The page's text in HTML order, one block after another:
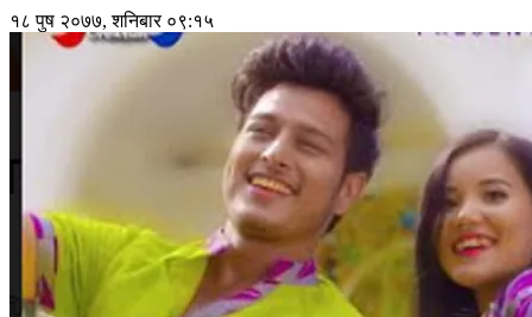
१८ पुष २०७७, शनिबार ०९:१५